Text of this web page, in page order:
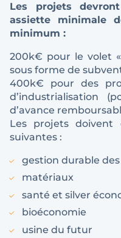
Les projets
assiette minimale
minimum :
200k€ pour le volet
sous forme de
400k€ pour des
d’industrialisation
d’avance
Les projets doivent
suivantes :
gestion durable
matériaux
santé et silver
bioéconomie
usine du futur